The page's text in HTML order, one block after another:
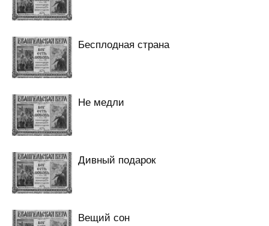
Бесплодная страна
Не медли
Дивный подарок
Вещий сон